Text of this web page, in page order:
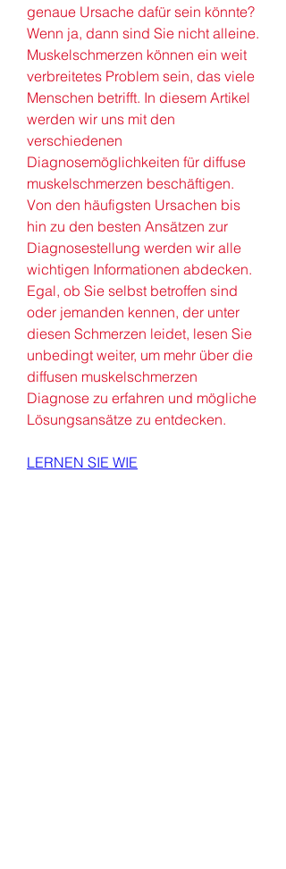
genaue Ursache dafür sein könnte?
Wenn ja, dann sind Sie nicht alleine.
Muskelschmerzen können ein weit
verbreitetes Problem sein, das viele
Menschen betrifft. In diesem Artikel
werden wir uns mit den
verschiedenen
Diagnosemöglichkeiten für diffuse
muskelschmerzen beschäftigen.
Von den häufigsten Ursachen bis
hin zu den besten Ansätzen zur
Diagnosestellung werden wir alle
wichtigen Informationen abdecken.
Egal, ob Sie selbst betroffen sind
oder jemanden kennen, der unter
diesen Schmerzen leidet, lesen Sie
unbedingt weiter, um mehr über die
diffusen muskelschmerzen
Diagnose zu erfahren und mögliche
Lösungsansätze zu entdecken.
LERNEN SIE WIE